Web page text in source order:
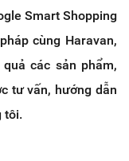
Smart Shopping
cùng Haravan,
các sản phẩm,
tư vấn, hướng dẫn
tôi.